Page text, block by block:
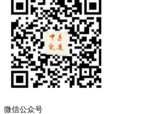
微信公众号